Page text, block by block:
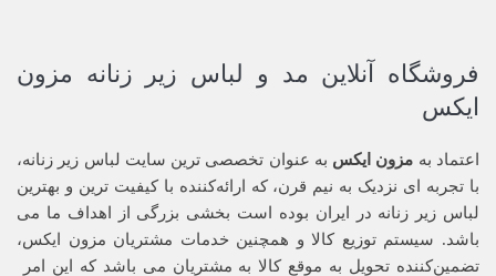
فروشگاه آنلاین مد و لباس زیر زنانه مزون
ایکس
اعتماد به مزون ایکس به عنوان تخصصی ترین سایت لباس زیر زنانه،
با تجربه ای نزدیک به نیم قرن، که ارائه‌کننده با کیفیت ترین و بهترین
لباس زیر زنانه در ایران بوده ‌است بخشی بزرگی از اهداف ما می
باشد. سیستم توزیع کالا و همچنین خدمات مشتریان مزون ایکس،
تضمین‌کننده‌ تحویل به موقع کالا به مشتریان می باشد که این امر